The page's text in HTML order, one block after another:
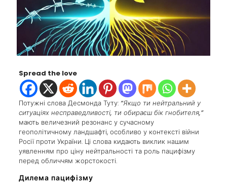
Spread the love
Потужні слова Десмонда Туту: “Якщо ти нейтральний у
ситуаціях несправедливості, ти обираєш бік гнобителя,”
мають величезний резонанс у сучасному
геополітичному ландшафті, особливо у контексті війни
Росії проти України. Ці слова кидають виклик нашим
уявленням про ціну нейтральності та роль пацифізму
перед обличчям жорстокості.
Дилема пацифізму